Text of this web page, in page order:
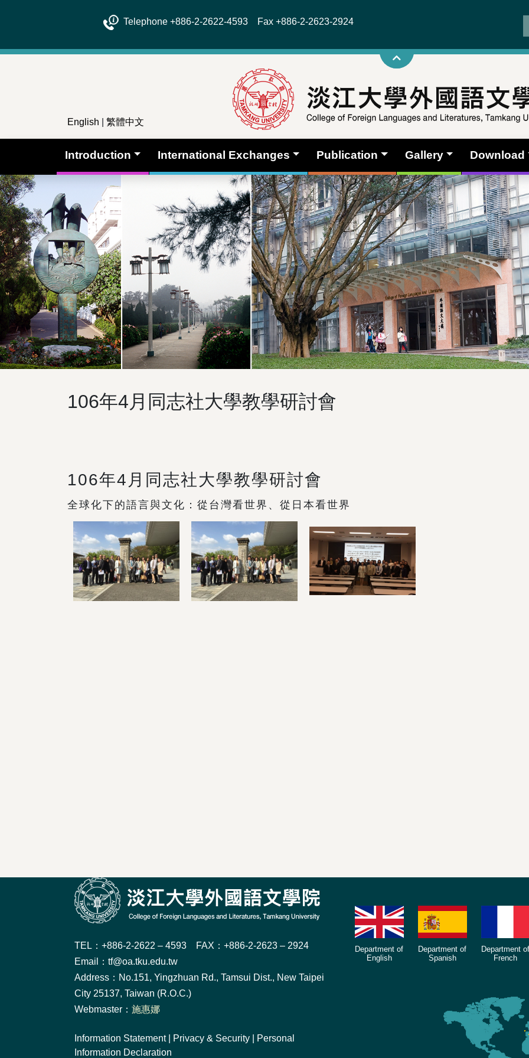
Telephone +886-2-2622-4593 Fax +886-2-2623-2924
English 繁體中文
Introduction International Exchanges Publication Gallery Download
106年4月同志社大學教學研討會
106年4月同志社大學教學研討會
全球化下的語言與文化：從台灣看世界、從日本看世界
TEL：+886-2-2622 – 4593 FAX：+886-2-2623 – 2924
Email：tf@oa.tku.edu.tw
Address：No.151, Yingzhuan Rd., Tamsui Dist., New Taipei
City 25137, Taiwan (R.O.C.)
Webmaster： 施惠娜
Information Statement| Privacy & Security
Personal
Information Declaration
Department of
English
Department of
Spanish
Department
French